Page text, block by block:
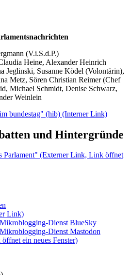
(V.i.S.d.P.)
Heine, Alexander Heinrich
Jeglinski, Susanne Ködel (Volontärin),
Metz, Sören Christian Reimer (Chef
Michael Schmidt, Denise Schwarz,
Weinlein
bundestag" (hib) (Interner Link)
und Hintergründe
Parlament" (Externer Link, Link öffnet
Link)
Dienst BlueSky
Dienst Mastodon
ein neues Fenster)